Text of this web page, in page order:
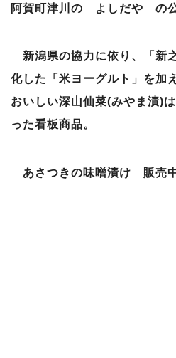
阿賀町津川の よしだや の公
新潟県の協力に依り、「新
化した「米ヨーグルト」を加
おいしい深山仙菜(みやま漬)
った看板商品。
あさつきの味噌漬け 販売